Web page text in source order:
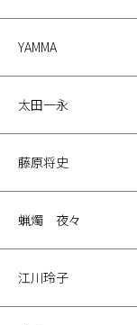
YAMMA
太田一永
藤原将史
蝋燭 夜々
江川玲子